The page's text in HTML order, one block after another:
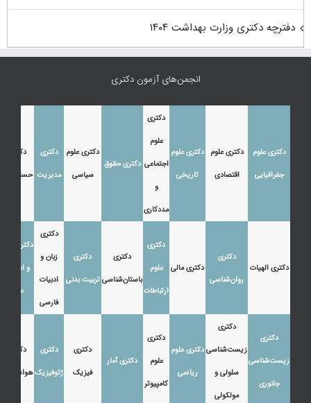
دفترچه دکتری وزارت بهداشت ۱۴۰۴
انجمن‌های آزمون دکتری
دکتری علوم
جغرافیایی
دکتری علوم
اقتصادی
دکتری علوم
تاریخی
دکتری
علوم
اجتماعی
و
مددکاری
دکتری حقوق
دکتری علوم
سیاسی
دکتری
مدیریت
دکتری
حسابداری
دکتری الهیات
دکتری
روان‌شناسی
دکتری مالی
دکتری
علوم
ارتباطات
دکتری
باستان‌شناسی
دکتری
تربیت بدنی
دکتری
زبان و
ادبیات
فارسی
دکتری زبان
و ادبیات
عرب
دکتری
زیست‌شناسی
جانوری
دکتری
زیست‌شناسی
سلولی و
مولکولی
دکتری علوم
ریاضی
دکتری
علوم
کامپیوتر
دکتری آمار
دکتری
فیزیک
دکتری
ژئوفیزیک
دکتری
هواشناسی